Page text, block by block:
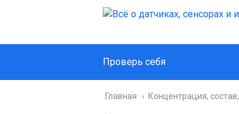
Проверь себя
Главная › Концентрация,